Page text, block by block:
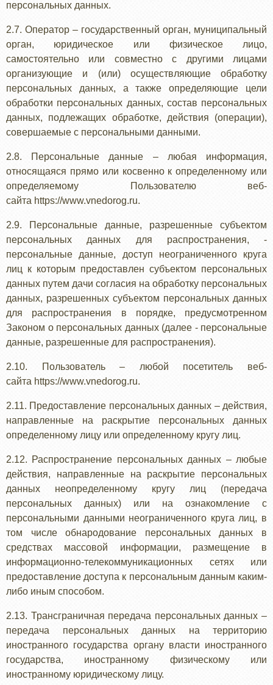
персональных данных.
2.7. Оператор – государственный орган, муниципальный
орган, юридическое или физическое лицо,
самостоятельно или совместно с другими лицами
организующие и (или) осуществляющие обработку
персональных данных, а также определяющие цели
обработки персональных данных, состав персональных
данных, подлежащих обработке, действия (операции),
совершаемые с персональными данными.
2.8. Персональные данные – любая информация,
относящаяся прямо или косвенно к определенному или
определяемому Пользователю веб-
сайта https://www.vnedorog.ru.
2.9. Персональные данные, разрешенные субъектом
персональных данных для распространения, -
персональные данные, доступ неограниченного круга
лиц к которым предоставлен субъектом персональных
данных путем дачи согласия на обработку персональных
данных, разрешенных субъектом персональных данных
для распространения в порядке, предусмотренном
Законом о персональных данных (далее - персональные
данные, разрешенные для распространения).
2.10. Пользователь – любой посетитель веб-
сайта https://www.vnedorog.ru.
2.11. Предоставление персональных данных – действия,
направленные на раскрытие персональных данных
определенному лицу или определенному кругу лиц.
2.12. Распространение персональных данных – любые
действия, направленные на раскрытие персональных
данных неопределенному кругу лиц (передача
персональных данных) или на ознакомление с
персональными данными неограниченного круга лиц, в
том числе обнародование персональных данных в
средствах массовой информации, размещение в
информационно-телекоммуникационных сетях или
предоставление доступа к персональным данным каким-
либо иным способом.
2.13. Трансграничная передача персональных данных –
передача персональных данных на территорию
иностранного государства органу власти иностранного
государства, иностранному физическому или
иностранному юридическому лицу.